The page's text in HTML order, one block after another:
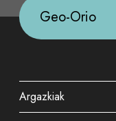
Geo-Orio
Argazkiak